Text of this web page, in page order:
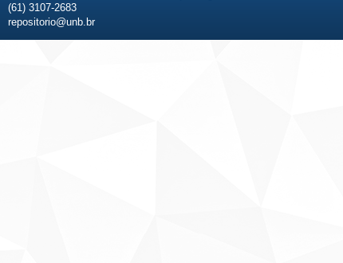
(61) 3107-2683
repositorio@unb.br